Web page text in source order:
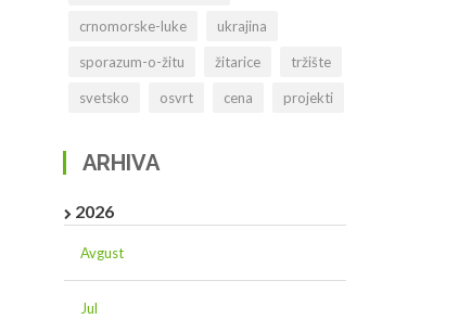
crnomorske-luke ukrajina
sporazum-o-žitu žitarice tržište
svetsko osvrt cena projekti
ARHIVA
2026
Avgust
Jul